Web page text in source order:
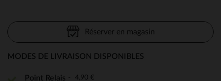
Réserver en magasin
MODES DE LIVRAISON DISPONIBLES
Point Relais 4,90 €